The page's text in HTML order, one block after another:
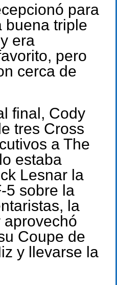
para
buena triple
era
pero
cerca de
final, Cody
tres Cross
a The
estaba
Lesnar la
5 sobre la
la
aprovechó
Coupe de
y llevarse la